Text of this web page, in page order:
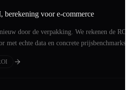
berekening voor e-commerce
door de verpakking. We rekenen de ROI
met echte data en concrete prijsbenchmarks.